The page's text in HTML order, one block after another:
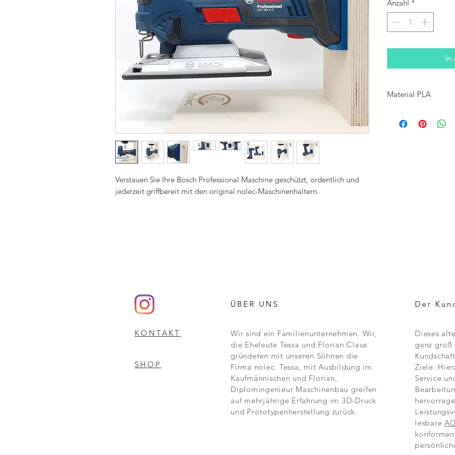
Verstauen Sie Ihre Bosch Professional Maschine geschützt, ordentlich und
jederzeit griffbereit mit den original nolec-Maschinenhaltern.
Anzahl *
In
Material PLA
nachhaltigem,
Deutschland, Österreich
KONTAKT
SHOP
ÜBER UNS
Wir sind ein Familienunternehmen. Wir,
die Eheleute Tessa und Florian Claus
gründeten mit unseren Söhnen die
Firma nolec. Tessa, mit Ausbildung im
Kaufmännischen und Florian,
Diplomingenieur Maschinenbau greifen
auf mehrjährige Erfahrung im 3D-Druck
und Prototypenherstellung zurück.
Der
Dieses
ganz groß
Ziele.
Service
lesbare